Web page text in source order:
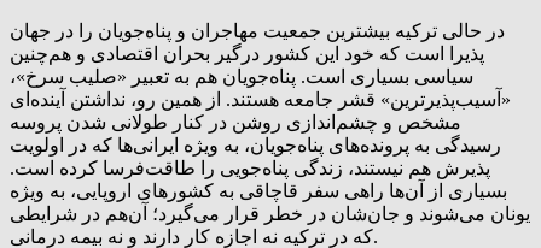
در حالی ترکیه بیشترین جمعیت مهاجران و پناه‌جویان را در جهان
پذیرا است که خود این کشور درگیر بحران اقتصادی و هم‌چنین
سیاسی بسیاری است. پناه‌جویان هم به تعبیر «صلیب سرخ»،
«آسیب‌پذیرترین» قشر جامعه هستند. از همین رو، نداشتن آینده‌ای
مشخص و چشم‌اندازی روشن در کنار طولانی شدن پروسه
رسیدگی به پرونده‌های پناه‌جویان، به ویژه ایرانی‌ها که در اولویت
پذیرش هم نیستند، زندگی پناه‌جویی را طاقت‌فرسا کرده است.
بسیاری از آن‌ها راهی سفر قاچاقی به کشورهای اروپایی، به ویژه
یونان می‌شوند و جان‌شان در خطر قرار می‌گیرد؛ آن‌هم در شرایطی
که در ترکیه نه اجازه کار دارند و نه بیمه درمانی.